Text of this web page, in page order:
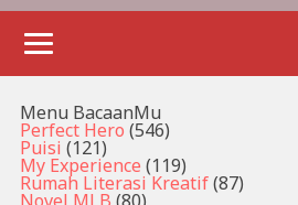
Menu BacaanMu
Perfect Hero (546)
Puisi (121)
My Experience (119)
Rumah Literasi Kreatif(87)